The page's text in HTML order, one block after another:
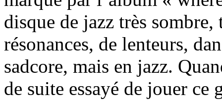
disque de jazz très
résonances, de lenteurs,
sadcore, mais en jazz.
de suite essayé de jouer ce